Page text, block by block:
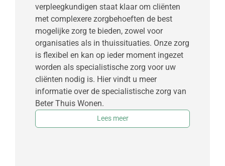
verpleegkundigen staat klaar om cliënten
met complexere zorgbehoeften de best
mogelijke zorg te bieden, zowel voor
organisaties als in thuissituaties. Onze zorg
is flexibel en kan op ieder moment ingezet
worden als specialistische zorg voor uw
cliënten nodig is. Hier vindt u meer
informatie over de specialistische zorg van
Beter Thuis Wonen.
Lees meer